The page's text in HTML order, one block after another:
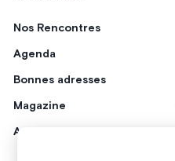
Nos Rencontres
Agenda
Bonnes adresses
Magazine
Annonceurs